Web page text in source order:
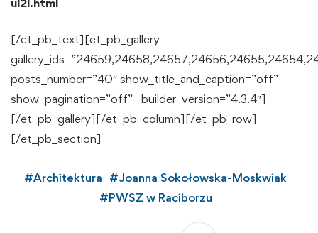
ul2l.html
[/et_pb_text][et_pb_gallery
posts_number=”40″ show_title_and_caption=”off”
show_pagination=”off” _builder_version=”4.3.4″]
[/et_pb_gallery][/et_pb_column][/et_pb_row]
[/et_pb_section]
#Architektura #Joanna Sokołowska-Moskwiak
#PWSZ w Raciborzu